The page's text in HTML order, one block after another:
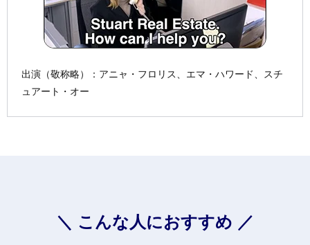
出演（敬称略）：アニャ・フロリス、エマ・ハワード、スチ
ュアート・オー
＼ こんな人におすすめ ／